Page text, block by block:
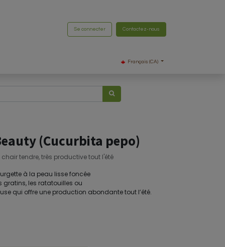
Se connecter Contactez-nous
Français (CA)
(Cucurbita pepo)
tendre, très productive tout l'été
à la peau lisse foncée
gratins, les ratatouilles ou
qui offre une production abondante tout l’été.